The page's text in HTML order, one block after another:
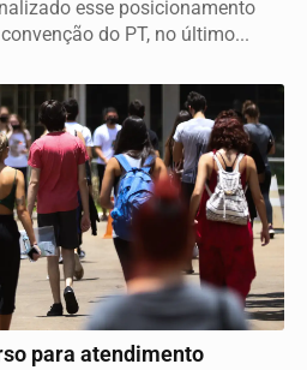
esse posicionamento
do PT, no último...
para atendimento